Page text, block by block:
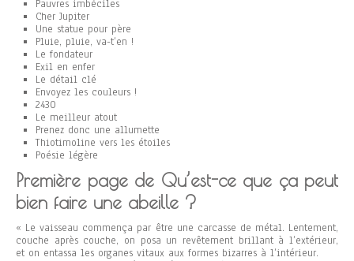
Pauvres imbéciles
Cher Jupiter
Une statue pour père
Pluie, pluie, va-t’en !
Le fondateur
Exil en enfer
Le détail clé
Envoyez les couleurs !
2430
Le meilleur atout
Prenez donc une allumette
Thiotimoline vers les étoiles
Poésie légère
Première page de Qu’est-ce que ça peut
bien faire une abeille ?
« Le vaisseau commença par être une carcasse de métal. Lentement,
couche après couche, on posa un revêtement brillant à l’extérieur,
et on entassa les organes vitaux aux formes bizarres à l’intérieur.